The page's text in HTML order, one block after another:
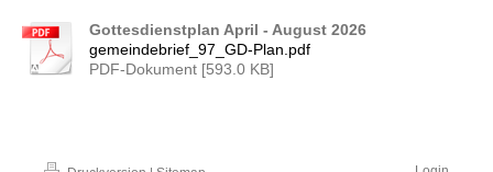
Gottesdienstplan April - August 2026
gemeindebrief_97_GD-Plan.pdf
PDF-Dokument [593.0 KB]